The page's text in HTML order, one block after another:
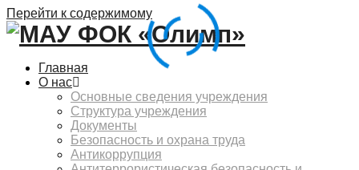
Перейти к содержимому
Главная
О нас
Основные сведения учреждения
Структура учреждения
Документы
Безопасность и охрана труда
Антикоррупция